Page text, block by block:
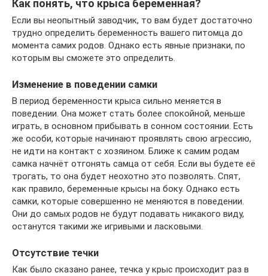
Как понять, что крыса беременная?
Если вы неопытный заводчик, то вам будет достаточно
трудно определить беременность вашего питомца до
момента самих родов. Однако есть явные признаки, по
которым вы сможете это определить.
Изменение в поведении самки
В период беременности крыса сильно меняется в
поведении. Она может стать более спокойной, меньше
играть, в основном прибывать в сонном состоянии. Есть
же особи, которые начинают проявлять свою агрессию,
не идти на контакт с хозяином. Ближе к самим родам
самка начнёт отгонять самца от себя. Если вы будете её
трогать, то она будет неохотно это позволять. Спят,
как правило, беременные крысы на боку. Однако есть
самки, которые совершенно не меняются в поведении.
Они до самых родов не будут подавать никакого виду,
останутся такими же игривыми и ласковыми.
Отсутствие течки
Как было сказано ранее, течка у крыс происходит раз в